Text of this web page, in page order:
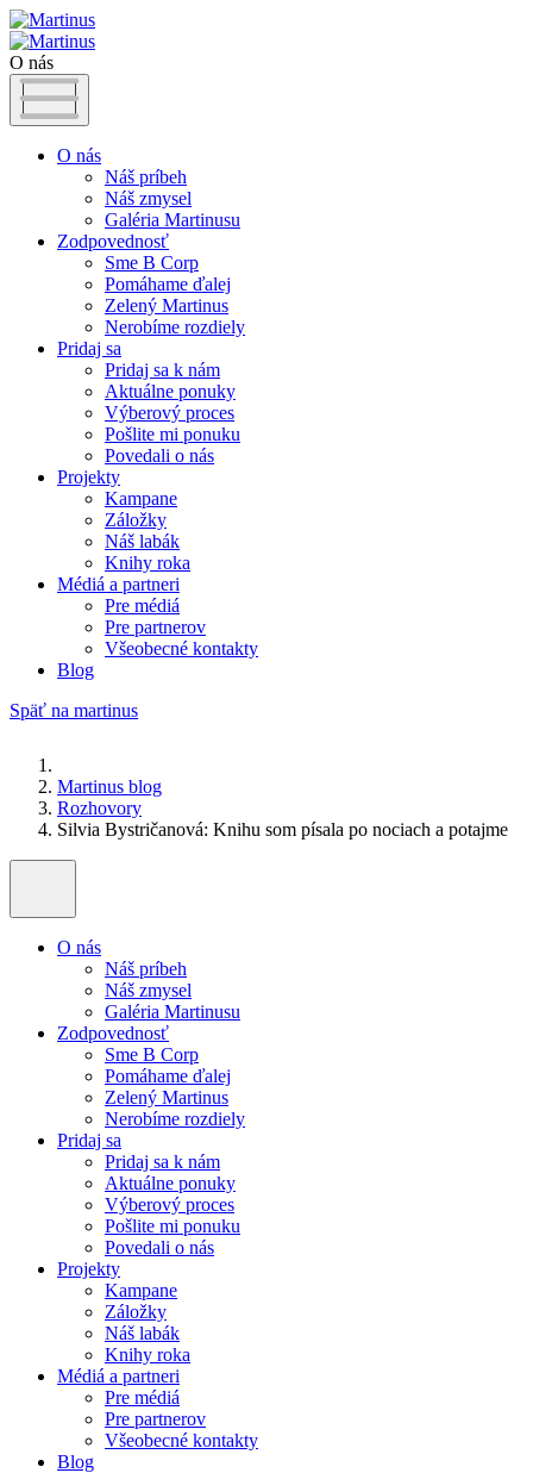
O nás
O nás
Náš príbeh
Náš zmysel
Galéria Martinusu
Zodpovednosť
Sme B Corp
Pomáhame ďalej
Zelený Martinus
Nerobíme rozdiely
Pridaj sa
Pridaj sa k nám
Aktuálne ponuky
Výberový proces
Pošlite mi ponuku
Povedali o nás
Projekty
Kampane
Záložky
Náš labák
Knihy roka
Médiá a partneri
Pre médiá
Pre partnerov
Všeobecné kontakty
Blog
Späť na martinus
Martinus blog
Rozhovory
Silvia Bystričanová: Knihu som písala po nociach a potajme
O nás
Náš príbeh
Náš zmysel
Galéria Martinusu
Zodpovednosť
Sme B Corp
Pomáhame ďalej
Zelený Martinus
Nerobíme rozdiely
Pridaj sa
Pridaj sa k nám
Aktuálne ponuky
Výberový proces
Pošlite mi ponuku
Povedali o nás
Projekty
Kampane
Záložky
Náš labák
Knihy roka
Médiá a partneri
Pre médiá
Pre partnerov
Všeobecné kontakty
Blog